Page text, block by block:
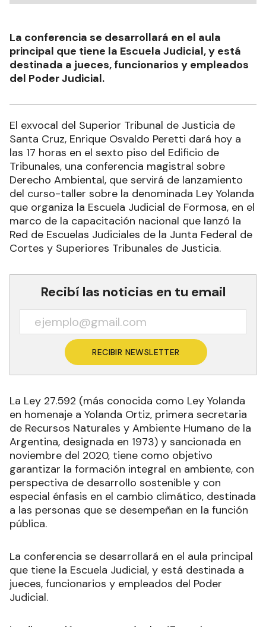
La conferencia se desarrollará en el aula
principal que tiene la Escuela Judicial, y está
destinada a jueces, funcionarios y empleados
del Poder Judicial.
El exvocal del Superior Tribunal de Justicia de
Santa Cruz, Enrique Osvaldo Peretti dará hoy a
las 17 horas en el sexto piso del Edificio de
Tribunales, una conferencia magistral sobre
Derecho Ambiental, que servirá de lanzamiento
del curso-taller sobre la denominada Ley Yolanda
que organiza la Escuela Judicial de Formosa, en el
marco de la capacitación nacional que lanzó la
Red de Escuelas Judiciales de la Junta Federal de
Cortes y Superiores Tribunales de Justicia.
Recibí las noticias en tu email
RECIBIR NEWSLETTER
La Ley 27.592 (más conocida como Ley Yolanda
en homenaje a Yolanda Ortiz, primera secretaria
de Recursos Naturales y Ambiente Humano de la
Argentina, designada en 1973) y sancionada en
noviembre del 2020, tiene como objetivo
garantizar la formación integral en ambiente, con
perspectiva de desarrollo sostenible y con
especial énfasis en el cambio climático, destinada
a las personas que se desempeñan en la función
pública.
La conferencia se desarrollará en el aula principal
que tiene la Escuela Judicial, y está destinada a
jueces, funcionarios y empleados del Poder
Judicial.